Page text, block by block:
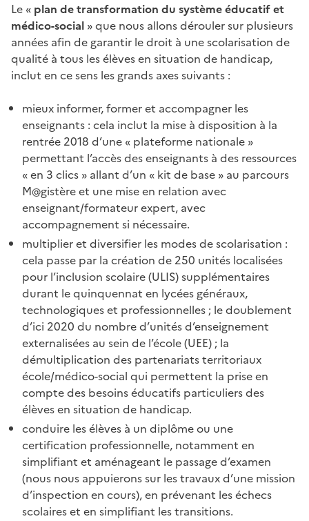
Le « plan de transformation du système éducatif et
médico-social » que nous allons dérouler sur plusieurs
années afin de garantir le droit à une scolarisation de
qualité à tous les élèves en situation de handicap,
inclut en ce sens les grands axes suivants :
mieux informer, former et accompagner les
enseignants : cela inclut la mise à disposition à la
rentrée 2018 d’une « plateforme nationale »
permettant l’accès des enseignants à des ressources
« en 3 clics » allant d’un « kit de base » au parcours
M@gistère et une mise en relation avec
enseignant/formateur expert, avec
accompagnement si nécessaire.
multiplier et diversifier les modes de scolarisation :
cela passe par la création de 250 unités localisées
pour l’inclusion scolaire (ULIS) supplémentaires
durant le quinquennat en lycées généraux,
technologiques et professionnelles ; le doublement
d’ici 2020 du nombre d’unités d’enseignement
externalisées au sein de l’école (UEE) ; la
démultiplication des partenariats territoriaux
école/médico-social qui permettent la prise en
compte des besoins éducatifs particuliers des
élèves en situation de handicap.
conduire les élèves à un diplôme ou une
certification professionnelle, notamment en
simplifiant et aménageant le passage d’examen
(nous nous appuierons sur les travaux d’une mission
d’inspection en cours), en prévenant les échecs
scolaires et en simplifiant les transitions.